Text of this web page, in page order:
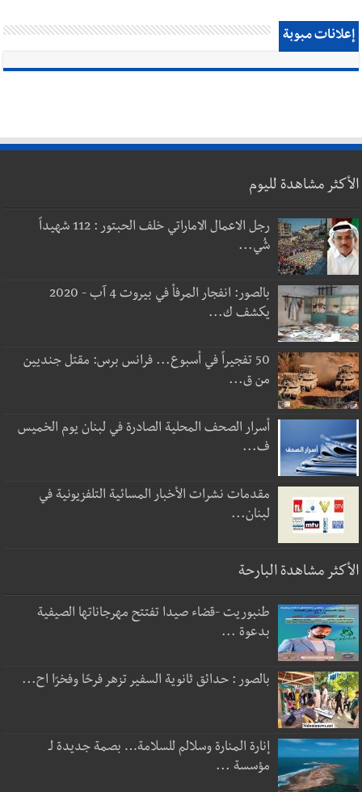
إعلانات مبوبة
الأكثر مشاهدة لليوم
رجل الاعمال الاماراتي خلف الحبتور : 112 شهيداً
شُي...
بالصور: انفجار المرفأ في بيروت 4 آب - 2020
يكشف ك...
50 تفجيراً في أسبوع... فرانس برس: مقتل جنديين
من ق...
أسرار الصحف المحلية الصادرة في لبنان يوم الخميس
ف...
مقدمات نشرات الأخبار المسائية التلفزيونية في
لبنان...
الأكثر مشاهدة البارحة
طنبوريت -قضاء صيدا تفتتح مهرجاناتها الصيفية
بدعوة ...
بالصور : حدائق ثانوية السفير تزهر فرحًا وفخرًا اح...
إنارة المنارة وسلالم للسلامة… بصمة جديدة لـ
مؤسسة ...